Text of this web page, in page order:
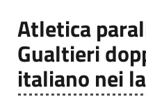
Atletica
Gualtieri
italiano nei